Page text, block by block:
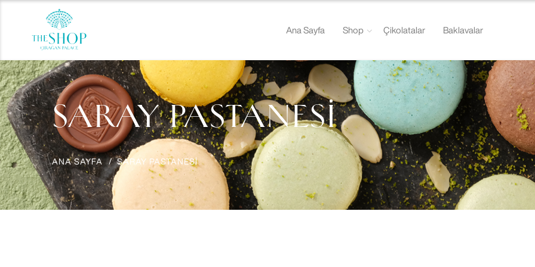
Ana Sayfa Shop Çikolatalar Baklavalar
SARAY PASTANESİ
ANA SAYFA SARAY PASTANESİ